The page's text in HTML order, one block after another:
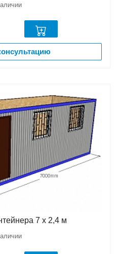
7 х 2,4 м